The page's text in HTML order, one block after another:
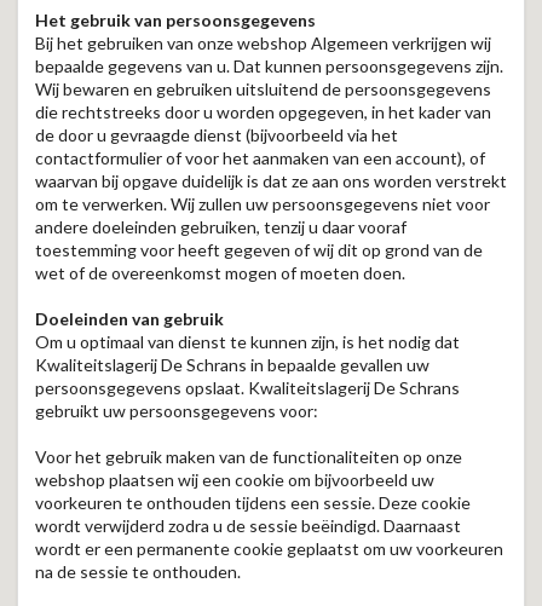
Het gebruik van persoonsgegevens
Bij het gebruiken van onze webshop Algemeen verkrijgen wij
bepaalde gegevens van u. Dat kunnen persoonsgegevens zijn.
Wij bewaren en gebruiken uitsluitend de persoonsgegevens
die rechtstreeks door u worden opgegeven, in het kader van
de door u gevraagde dienst (bijvoorbeeld via het
contactformulier of voor het aanmaken van een account), of
waarvan bij opgave duidelijk is dat ze aan ons worden verstrekt
om te verwerken. Wij zullen uw persoonsgegevens niet voor
andere doeleinden gebruiken, tenzij u daar vooraf
toestemming voor heeft gegeven of wij dit op grond van de
wet of de overeenkomst mogen of moeten doen.
Doeleinden van gebruik
Om u optimaal van dienst te kunnen zijn, is het nodig dat
Kwaliteitslagerij De Schrans in bepaalde gevallen uw
persoonsgegevens opslaat. Kwaliteitslagerij De Schrans
gebruikt uw persoonsgegevens voor:
Voor het gebruik maken van de functionaliteiten op onze
webshop plaatsen wij een cookie om bijvoorbeeld uw
voorkeuren te onthouden tijdens een sessie. Deze cookie
wordt verwijderd zodra u de sessie beëindigd. Daarnaast
wordt er een permanente cookie geplaatst om uw voorkeuren
na de sessie te onthouden.